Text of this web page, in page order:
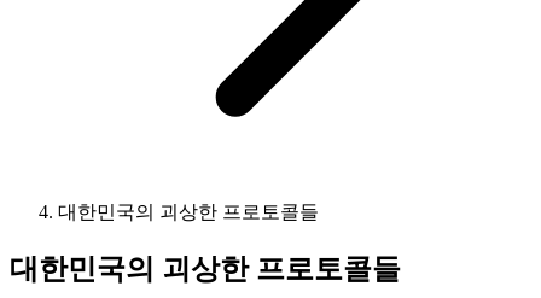
대한민국의 괴상한 프로토콜들
대한민국의 괴상한 프로토콜들